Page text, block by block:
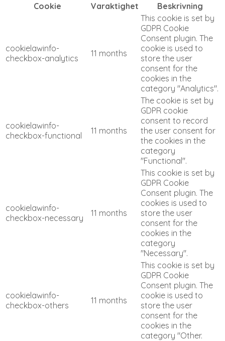
Cookie
Varaktighet Beskrivning
cookielawinfo-
checkbox-analytics
11 months
This cookie is set by
GDPR Cookie
Consent plugin. The
cookie is used to
store the user
consent for the
cookies in the
category "Analytics".
cookielawinfo-
checkbox-functional
11 months
The cookie is set by
GDPR cookie
consent to record
the user consent for
the cookies in the
category
"Functional".
cookielawinfo-
checkbox-necessary
11 months
This cookie is set by
GDPR Cookie
Consent plugin. The
cookies is used to
store the user
consent for the
cookies in the
category
"Necessary".
cookielawinfo-
checkbox-others
11 months
This cookie is set by
GDPR Cookie
Consent plugin. The
cookie is used to
store the user
consent for the
cookies in the
category "Other.